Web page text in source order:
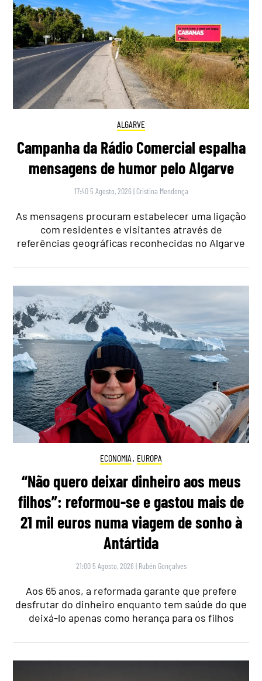
ALGARVE
Campanha da Rádio Comercial espalha
mensagens de humor pelo Algarve
17:40 5 Agosto, 2026 | Cristina Mendonça
As mensagens procuram estabelecer uma ligação
com residentes e visitantes através de
referências geográficas reconhecidas no Algarve
ECONOMIA , EUROPA
“Não quero deixar dinheiro aos meus
filhos”: reformou-se e gastou mais de
21 mil euros numa viagem de sonho à
Antártida
21:00 5 Agosto, 2026 | Rubén Gonçalves
Aos 65 anos, a reformada garante que prefere
desfrutar do dinheiro enquanto tem saúde do que
deixá-lo apenas como herança para os filhos